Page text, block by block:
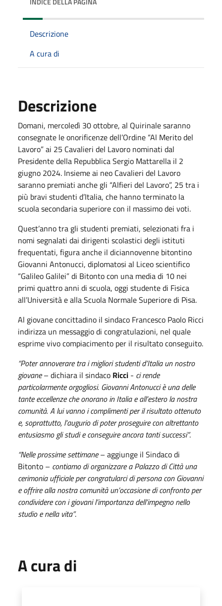
Descrizione
A cura di
Descrizione
Domani, mercoledì 30 ottobre, al Quirinale saranno
consegnate le onorificenze dell’Ordine “Al Merito del
Lavoro” ai 25 Cavalieri del Lavoro nominati dal
Presidente della Repubblica Sergio Mattarella il 2
giugno 2024. Insieme ai neo Cavalieri del Lavoro
saranno premiati anche gli “Alfieri del Lavoro”, 25 tra i
più bravi studenti d’Italia, che hanno terminato la
scuola secondaria superiore con il massimo dei voti.
Quest’anno tra gli studenti premiati, selezionati fra i
nomi segnalati dai dirigenti scolastici degli istituti
frequentati, figura anche il diciannovenne bitontino
Giovanni Antonucci, diplomatosi al Liceo scientifico
“Galileo Galilei” di Bitonto con una media di 10 nei
primi quattro anni di scuola, oggi studente di Fisica
all’Università e alla Scuola Normale Superiore di Pisa.
Al giovane concittadino il sindaco Francesco Paolo Ricci
indirizza un messaggio di congratulazioni, nel quale
esprime vivo compiacimento per il risultato conseguito.
“Poter annoverare tra i migliori studenti d’Italia un nostro
giovane– dichiara il sindaco Ricci - ci rende
particolarmente orgogliosi. Giovanni Antonucci è una delle
tante eccellenze che onorano in Italia e all’estero la nostra
comunità. A lui vanno i complimenti per il risultato ottenuto
e, soprattutto, l’augurio di poter proseguire con altrettanto
entusiasmo gli studi e conseguire ancora tanti successi”.
“Nelle prossime settimane– aggiunge il Sindaco di
Bitonto – contiamo di organizzare a Palazzo di Città una
cerimonia ufficiale per congratularci di persona con Giovanni
e offrire alla nostra comunità un’occasione di confronto per
condividere con i giovani l’importanza dell’impegno nello
studio e nella vita”.
A cura di